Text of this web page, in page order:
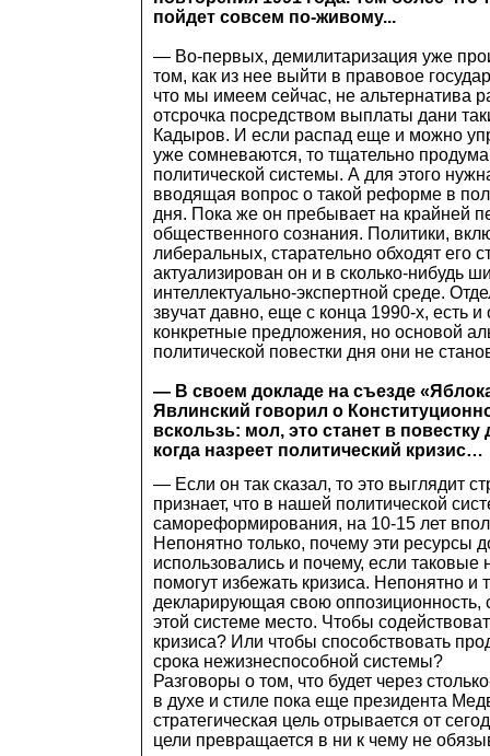
пойдет совсем по-живому...
— Во-первых, демилитаризация уже
том, как из нее выйти в правовое
что мы имеем сейчас, не альтернатива
отсрочка посредством выплаты дани
Кадыров. И если распад еще и можно
уже сомневаются, то тщательно
политической системы. А для этого
вводящая вопрос о такой реформе в
дня. Пока же он пребывает на крайней
общественного сознания. Политики,
либеральных, старательно обходят его
актуализирован он и в сколько-нибудь
интеллектуально-экспертной среде.
звучат давно, еще с конца 1990-х, есть и
конкретные предложения, но основой
политической повестки дня они не
— В своем докладе на съезде
Явлинский говорил о
вскользь: мол, это станет в повестку
когда назреет политический кризис…
— Если он так сказал, то это выглядит
признает, что в нашей политической
самореформирования, на 10-15 лет
Непонятно только, почему эти ресурсы
использовались и почему, если таковые
помогут избежать кризиса. Непонятно и
декларирующая свою оппозиционность,
этой системе место. Чтобы
кризиса? Или чтобы способствовать
срока нежизнеспособной системы?
Разговоры о том, что будет через
в духе и стиле пока еще президента
стратегическая цель отрывается от
цели превращается в ни к чему не